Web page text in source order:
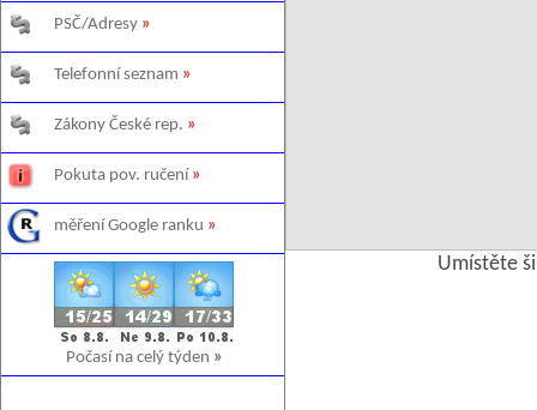
PSČ/Adresy »
Telefonní seznam »
Zákony České rep. »
Pokuta pov. ručení »
měření Google ranku »
Počasí na celý týden »
Umístěte